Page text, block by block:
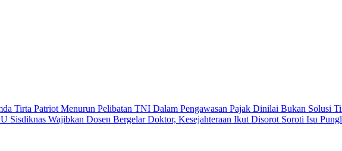
Tirta Patriot Menurun Pelibatan TNI Dalam Pengawasan Pajak Dinilai Bukan Solusi
Sisdiknas Wajibkan Dosen Bergelar Doktor, Kesejahteraan Ikut Disorot Soroti Isu